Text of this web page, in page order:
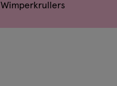
Wimperkrullers